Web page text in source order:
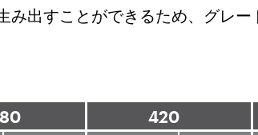
み出すことができるため、グレー
420